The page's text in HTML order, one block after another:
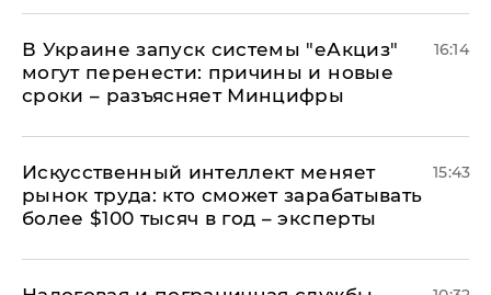
В Украине запуск системы "еАкциз"
могут перенести: причины и новые
сроки – разъясняет Минцифры
16:14
Искусственный интеллект меняет
рынок труда: кто сможет зарабатывать
более $100 тысяч в год – эксперты
15:43